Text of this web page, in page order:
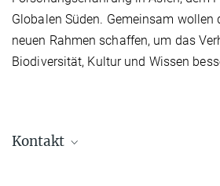
Globalen Süden. Gemeinsam wollen
neuen Rahmen schaffen, um das
Biodiversität, Kultur und Wissen
Kontakt